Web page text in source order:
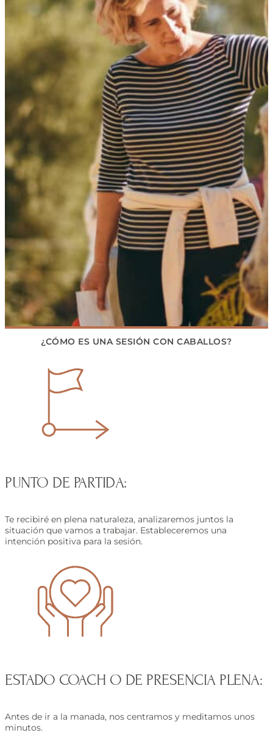
¿CÓMO ES UNA SESIÓN CON CABALLOS?
PUNTO DE PARTIDA:
Te recibiré en plena naturaleza, analizaremos juntos la
situación que vamos a trabajar. Estableceremos una
intención positiva para la sesión.
ESTADO COACH O DE PRESENCIA PLENA:
Antes de ir a la manada, nos centramos y meditamos unos
minutos.